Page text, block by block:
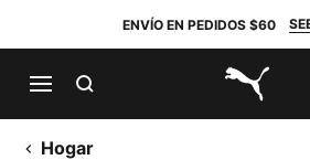
ENVÍO EN PEDIDOS $60
Hogar